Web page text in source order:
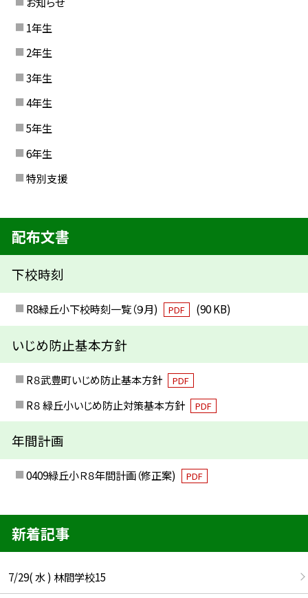
1年生
2年生
3年生
4年生
5年生
6年生
特別支援
配布文書
下校時刻
R8緑丘小下校時刻一覧（９月) PDF (90 KB)
いじめ防止基本方針
R８武豊町いじめ防止基本方針 PDF
R８ 緑丘小いじめ防止対策基本方針 PDF
年間計画
0409緑丘小Ｒ８年間計画（修正案) PDF
新着記事
7/29( 水 ) 林間学校15